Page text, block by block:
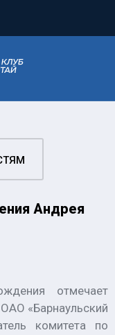
Андрея
отмечает
«Барнаульский
комитета по